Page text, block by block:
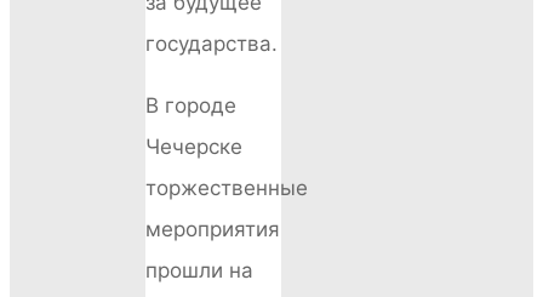
государства.
В городе
Чечерске
торжественные
мероприятия
прошли на